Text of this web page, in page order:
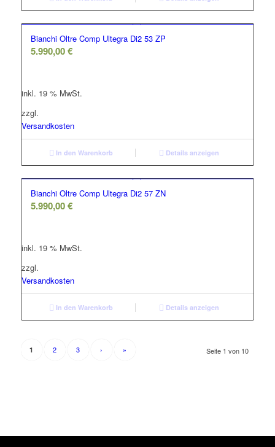
Bianchi Oltre Comp Ultegra Di2 53 ZP
5.990,00€
inkl. 19 % MwSt.
zzgl.
Versandkosten
In den Warenkorb Details anzeigen
Bianchi Oltre Comp Ultegra Di2 57 ZN
5.990,00€
inkl. 19 % MwSt.
zzgl.
Versandkosten
In den Warenkorb Details anzeigen
Seite 1 von 10
1 2 3 › »